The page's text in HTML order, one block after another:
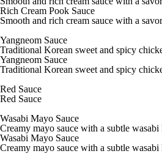
Rich Cream Pook Sauce
Smooth and rich cream sauce with a
Yangneom Sauce
Traditional Korean sweet and spicy
Yangneom Sauce
Traditional Korean sweet and spicy
Red Sauce
Red Sauce
Wasabi Mayo Sauce
Creamy mayo sauce with a subtle wasabi
Wasabi Mayo Sauce
Creamy mayo sauce with a subtle wasabi